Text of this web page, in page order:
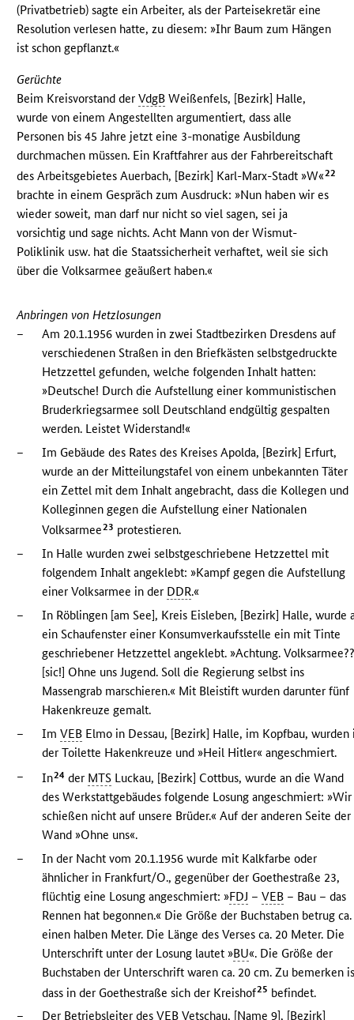
(Privatbetrieb) sagte ein Arbeiter, als der Parteisekretär eine
Resolution verlesen hatte, zu diesem: »Ihr Baum zum Hängen
ist schon gepflanzt.«
Gerüchte
Beim Kreisvorstand derVdgB Weißenfels, [Bezirk] Halle,
wurde von einem Angestellten argumentiert, dass alle
Personen bis 45 Jahre jetzt eine 3-monatige Ausbildung
durchmachen müssen. Ein Kraftfahrer aus der Fahrbereitschaft
des Arbeitsgebietes Auerbach, [Bezirk] Karl-Marx-Stadt »W«22
brachte in einem Gespräch zum Ausdruck: »Nun haben wir es
wieder soweit, man darf nur nicht so viel sagen, sei ja
vorsichtig und sage nichts. Acht Mann von der Wismut-
Poliklinik usw. hat die Staatssicherheit verhaftet, weil sie sich
über die Volksarmee geäußert haben.«
Anbringen von Hetzlosungen
–
Am 20.1.1956 wurden in zwei Stadtbezirken Dresdens auf
verschiedenen Straßen in den Briefkästen selbstgedruckte
Hetzzettel gefunden, welche folgenden Inhalt hatten:
»Deutsche! Durch die Aufstellung einer kommunistischen
Bruderkriegsarmee soll Deutschland endgültig gespalten
werden. Leistet Widerstand!«
–
Im Gebäude des Rates des Kreises Apolda, [Bezirk] Erfurt,
wurde an der Mitteilungstafel von einem unbekannten Täter
ein Zettel mit dem Inhalt angebracht, dass die Kollegen und
Kolleginnen gegen die Aufstellung einer Nationalen
Volksarmee23 protestieren.
–
In Halle wurden zwei selbstgeschriebene Hetzzettel mit
folgendem Inhalt angeklebt: »Kampf gegen die Aufstellung
einer Volksarmee in der DDR.«
–
In Röblingen [am See], Kreis Eisleben, [Bezirk] Halle, wurde
ein Schaufenster einer Konsumverkaufsstelle ein mit Tinte
geschriebener Hetzzettel angeklebt. »Achtung.
[sic!] Ohne uns Jugend. Soll die Regierung selbst ins
Massengrab marschieren.« Mit Bleistift wurden darunter fünf
Hakenkreuze gemalt.
–
ImVEB Elmo in Dessau, [Bezirk] Halle, im Kopfbau, wurden
der Toilette Hakenkreuze und »Heil Hitler« angeschmiert.
–
In24 der MTS Luckau, [Bezirk] Cottbus, wurde an die Wand
des Werkstattgebäudes folgende Losung angeschmiert: »Wir
schießen nicht auf unsere Brüder.« Auf der anderen Seite der
Wand »Ohne uns«.
–
In der Nacht vom 20.1.1956 wurde mit Kalkfarbe oder
ähnlicher in Frankfurt/O., gegenüber der Goethestraße 23,
flüchtig eine Losung angeschmiert: »FDJ –VEB – Bau – das
Rennen hat begonnen.« Die Größe der Buchstaben betrug ca.
einen halben Meter. Die Länge des Verses ca. 20 Meter. Die
Unterschrift unter der Losung lautet »BU«. Die Größe der
Buchstaben der Unterschrift waren ca. 20 cm. Zu bemerken
dass in der Goethestraße sich der Kreishof25 befindet.
–
Der Betriebsleiter desVEB Vetschau, [Name 9], [Bezirk]